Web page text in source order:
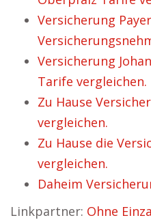
Versicherung
Versicherung
Tarife vergleichen.
Zu Hause
vergleichen.
Zu Hause die
vergleichen.
Daheim
Linkpartner: Ohne